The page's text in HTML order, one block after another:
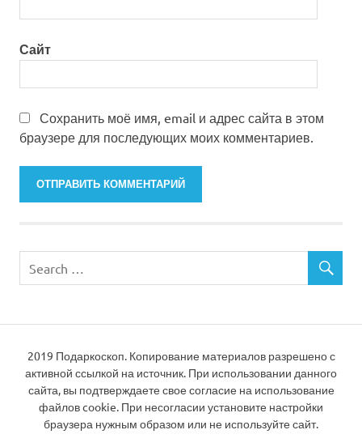
Сайт
Сохранить моё имя, email и адрес сайта в этом
браузере для последующих моих комментариев.
2019 Подаркоскоп. Копирование материалов разрешено с
активной ссылкой на источник. При использовании данного
сайта, вы подтверждаете свое согласие на использование
файлов cookie. При несогласии установите настройки
браузера нужным образом или не используйте сайт.